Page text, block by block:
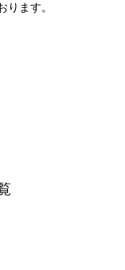
ります。